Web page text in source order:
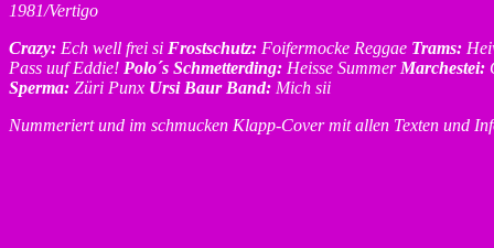
1981/Vertigo
Crazy: Ech well frei si Frostschutz: Foifermocke Reggae Trams:
Pass uuf Eddie! Polo´s Schmetterding: Heisse Summer Marchestei:
Sperma: Züri Punx Ursi Baur Band: Mich sii
Nummeriert und im schmucken Klapp-Cover mit allen Texten und